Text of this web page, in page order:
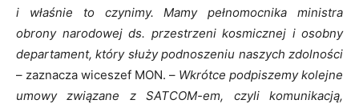
i właśnie to czynimy. Mamy pełnomocnika ministra
obrony narodowej ds. przestrzeni kosmicznej i osobny
departament, który służy podnoszeniu naszych zdolności
– zaznacza wiceszef MON. – Wkrótce podpiszemy kolejne
umowy związane z SATCOM-em, czyli komunikacją,